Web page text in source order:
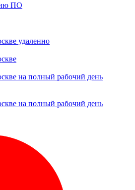
ПО
удаленно
на полный рабочий день
на полный рабочий день